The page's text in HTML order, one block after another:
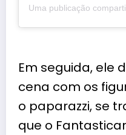
Em seguida, ele
cena com os
o paparazzi, se
que o